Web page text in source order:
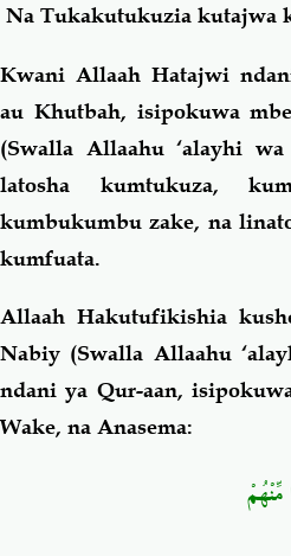
Na Tukakutukuzia kutajwa
Kwani Allaah Hatajwi
au Khutbah, isipokuwa
(Swalla Allaahu ‘alayhi
latosha kumtukuza,
kumbukumbu zake, na
kumfuata.
Allaah Hakutufikishia
Nabiy (Swalla Allaahu
ndani ya Qur-aan,
Wake, na Anasema: